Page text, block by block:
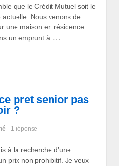
que le Crédit Mutuel soit le
actuelle. Nous venons de
une maison en résidence
un emprunt à …
pret senior pas
?
- 1 réponse
à la recherche d’une
prix non prohibitif. Je veux